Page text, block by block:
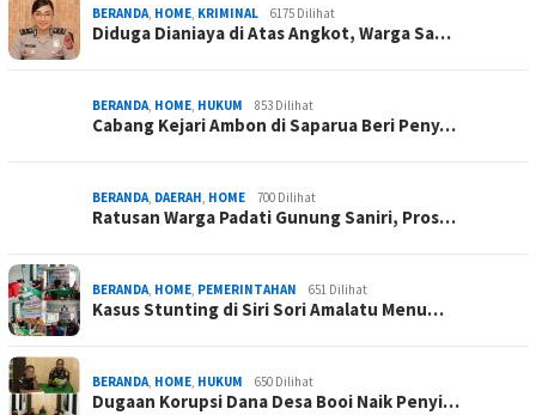
BERANDA, HOME, KRIMINAL 6175 Dilihat
Diduga Dianiaya di Atas Angkot, Warga Sa…
BERANDA, HOME, HUKUM 853 Dilihat
Cabang Kejari Ambon di Saparua Beri Peny…
BERANDA, DAERAH, HOME 700 Dilihat
Ratusan Warga Padati Gunung Saniri, Pros…
BERANDA, HOME, PEMERINTAHAN 651 Dilihat
Kasus Stunting di Siri Sori Amalatu Menu…
BERANDA, HOME, HUKUM 650 Dilihat
Dugaan Korupsi Dana Desa Booi Naik Penyi…